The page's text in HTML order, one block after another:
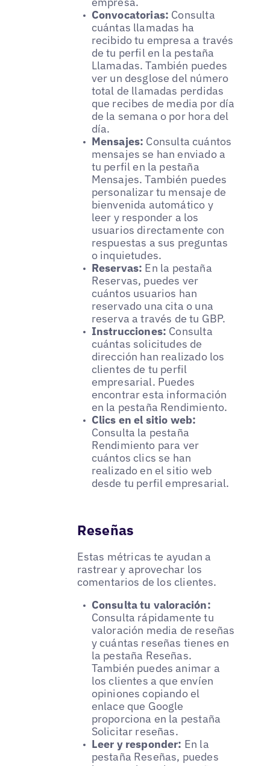
Convocatorias: Consulta
cuántas llamadas ha
recibido tu empresa a través
de tu perfil en la pestaña
Llamadas. También puedes
ver un desglose del número
total de llamadas perdidas
que recibes de media por día
de la semana o por hora del
día.
Mensajes: Consulta cuántos
mensajes se han enviado a
tu perfil en la pestaña
Mensajes. También puedes
personalizar tu mensaje de
bienvenida automático y
leer y responder a los
usuarios directamente con
respuestas a sus preguntas
o inquietudes.
Reservas: En la pestaña
Reservas, puedes ver
cuántos usuarios han
reservado una cita o una
reserva a través de tu GBP.
Instrucciones: Consulta
cuántas solicitudes de
dirección han realizado los
clientes de tu perfil
empresarial. Puedes
encontrar esta información
en la pestaña Rendimiento.
Clics en el sitio web:
Consulta la pestaña
Rendimiento para ver
cuántos clics se han
realizado en el sitio web
desde tu perfil empresarial.
Reseñas
Estas métricas te ayudan a
rastrear y aprovechar los
comentarios de los clientes.
Consulta tu valoración:
Consulta rápidamente tu
valoración media de reseñas
y cuántas reseñas tienes en
la pestaña Reseñas.
También puedes animar a
los clientes a que envíen
opiniones copiando el
enlace que Google
proporciona en la pestaña
Solicitar reseñas.
Leer y responder: En la
pestaña Reseñas, puedes